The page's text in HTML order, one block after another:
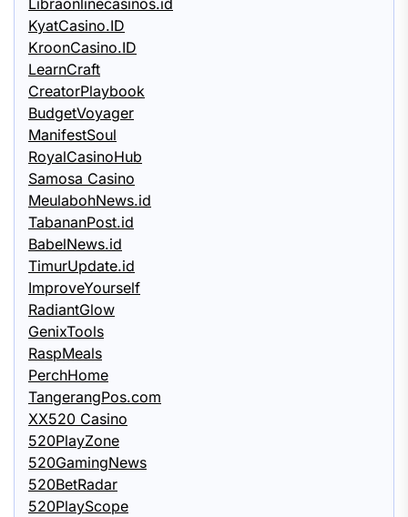
KyatCasino.ID
KroonCasino.ID
LearnCraft
CreatorPlaybook
BudgetVoyager
ManifestSoul
RoyalCasinoHub
Samosa Casino
MeulabohNews.id
TabananPost.id
BabelNews.id
TimurUpdate.id
ImproveYourself
RadiantGlow
GenixTools
RaspMeals
PerchHome
TangerangPos.com
XX520 Casino
520PlayZone
520GamingNews
520BetRadar
520PlayScope